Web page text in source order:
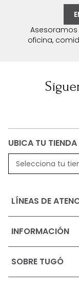
oficina,
UBICA TU TIENDA
Selecciona tu
LÍNEAS DE
INFORMACIÓN
Ofertas vigentes
Términos,
SOBRE TUGÓ